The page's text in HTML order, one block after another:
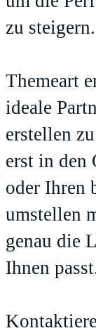
zu steigern.
Themeart
ideale
erstellen
erst in den
oder Ihren
umstellen
genau die
Ihnen